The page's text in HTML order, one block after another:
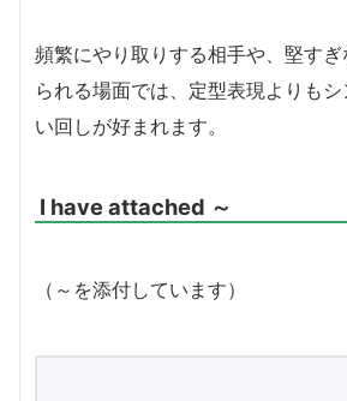
頻繁にやり取りする相手や、堅す
られる場面では、定型表現よりも
い回しが好まれます。
I have attached ～
（～を添付しています）